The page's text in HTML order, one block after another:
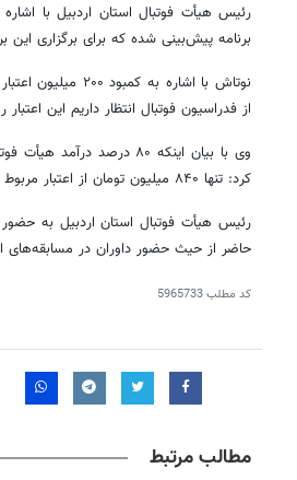
برنامه پیش‌بینی شده که برای برگزاری این برنامه‌ها ۷۰۰ میلیون تومان
نوتاش با اشاره
از فدراسیون فوتبال انتظار داریم این
وی با بیان اینکه ۸۰ درصد
کرد: تنها ۸۴۰ میلیون تومان از اعتبار مربوط به جام رمضان بوده است.
حاضر از حیث حضور داوران در مسابقه‌های
کد مطلب5965733
مطالب مرتبط